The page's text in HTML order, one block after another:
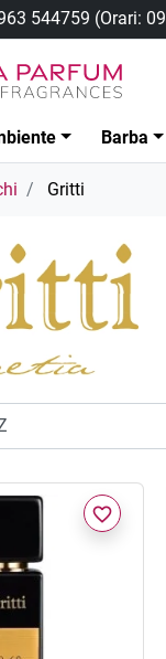
544759 (Orari:
Barba
Gritti
favorite_border